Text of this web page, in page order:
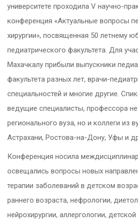
университете проходила V научно-
конференция «Актуальные вопросы
хирургии», посвященная 50 летнему
педиатрического факультета. Для
Махачкалу прибыли выпускники
факультета разных лет, врачи-
специальностей и многие другие.
ведущие специалисты, профессора
регионального вуза, но и коллеги из
Астрахани, Ростова-на-Дону, Уфы и
Конференция носила
освещались вопросы новых
терапии заболеваний в детском
раннего возраста, нефрологии,
нейрохирургии, аллергологии, детской